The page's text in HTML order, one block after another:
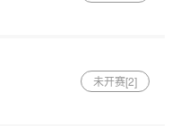
未开赛[2]